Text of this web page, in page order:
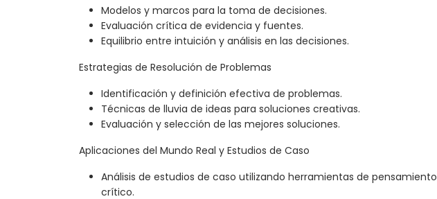
Modelos y marcos para la toma de decisiones.
Evaluación crítica de evidencia y fuentes.
Equilibrio entre intuición y análisis en las decisiones.
Estrategias de Resolución de Problemas
Identificación y definición efectiva de problemas.
Técnicas de lluvia de ideas para soluciones creativas.
Evaluación y selección de las mejores soluciones.
Aplicaciones del Mundo Real y Estudios de Caso
Análisis de estudios de caso utilizando herramientas de pensamiento
crítico.